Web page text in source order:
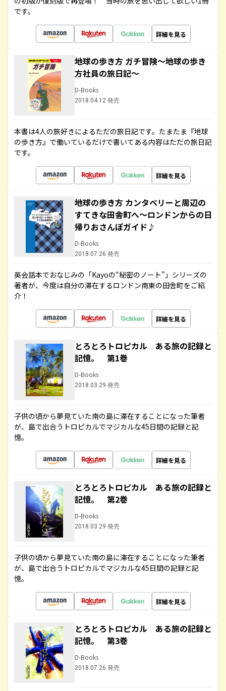
です。
詳細を見る
地球の歩き方 ガチ冒険～地球の歩き
方社員の旅日記～
D-Books
2018.04.12 発売
本書は4人の旅好きによるただの旅日記です。たまたま『地球
の歩き方』で働いているだけで書いてある内容はただの旅日記
です。
詳細を見る
地球の歩き方 カンタベリーと周辺の
すてきな田舎町へ～ロンドンからの日
帰りおさんぽガイド♪
D-Books
2018.07.26 発売
英会話本でおなじみの「Kayoの“秘密のノート”」シリーズの
著者が、今度は自分の滞在するロンドン南東の田舎町をご紹
介！
詳細を見る
とろとろトロピカル ある旅の記録と
記憶。 第1巻
D-Books
2018.03.29 発売
子供の頃から夢見ていた南の島に滞在することになった筆者
が、島で出合うトロピカルでマジカルな45日間の記録と記
憶。
詳細を見る
とろとろトロピカル ある旅の記録と
記憶。 第2巻
D-Books
2018.03.29 発売
子供の頃から夢見ていた南の島に滞在することになった筆者
が、島で出合うトロピカルでマジカルな45日間の記録と記
憶。
詳細を見る
とろとろトロピカル ある旅の記録と
記憶。 第3巻
D-Books
2018.07.26 発売